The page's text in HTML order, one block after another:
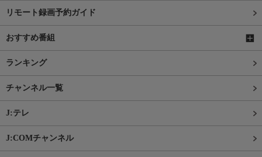
リモート録画予約ガイド
おすすめ番組
ランキング
チャンネル一覧
J:テレ
J:COMチャンネル